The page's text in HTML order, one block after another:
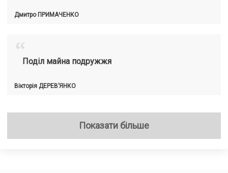
Дмитро ПРИМАЧЕНКО
“Поділ майна подружжя
Вікторія ДЕРЕВ’ЯНКО
Показати більше